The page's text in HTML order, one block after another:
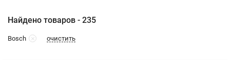
Найдено товаров - 235
Bosch очистить